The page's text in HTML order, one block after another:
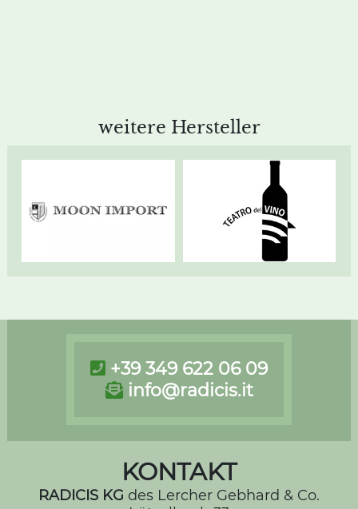
weitere Hersteller
KONTAKT
RADICIS KG des Lercher Gebhard & Co.
+39 349 622 06 09
info@radicis.it